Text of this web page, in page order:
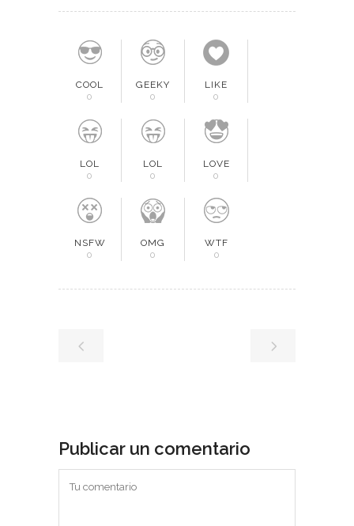
COOL
0
GEEKY
0
LIKE
0
LOL
0
LOL
0
LOVE
0
NSFW
0
OMG
0
WTF
0
Publicar un comentario